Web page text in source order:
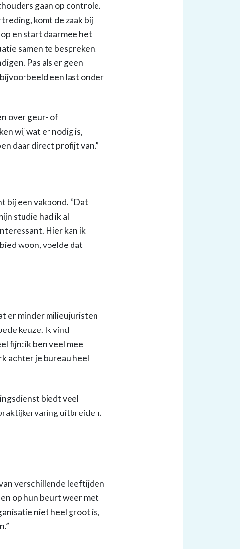
gaan op controle.
komt de zaak bij
en start daarmee het
samen te bespreken.
Pas als er geen
een last onder
over geur- of
wij wat er nodig is,
daar direct profijt van.”
bij een vakbond. “Dat
studie had ik al
Hier kan ik
woon, voelde dat
er minder milieujuristen
keuze. Ik vind
fijn: ik ben veel mee
achter je bureau heel
biedt veel
uitbreiden.
verschillende leeftijden
op hun beurt weer met
niet heel groot is,